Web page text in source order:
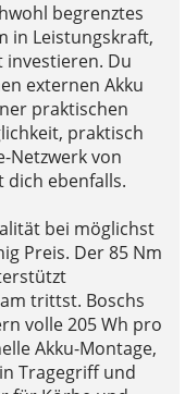
begrenztes
in Leistungskraft,
investieren. Du
externen Akku
praktischen
praktisch
Netzwerk von
dich ebenfalls.
bei möglichst
Preis. Der 85 Nm
trittst. Boschs
volle 205 Wh pro
Akku-Montage,
Tragegriff und